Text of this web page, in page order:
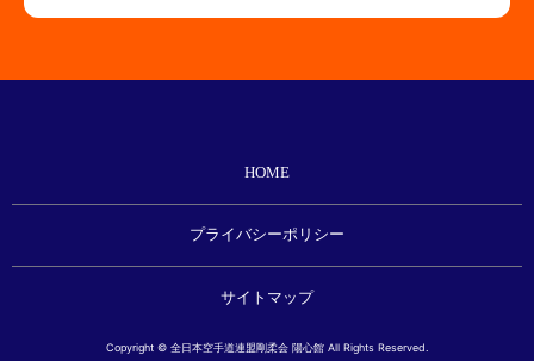
HOME
プライバシーポリシー
サイトマップ
Copyright © 全日本空手道連盟剛柔会 陽心館 All Rights Reserved.